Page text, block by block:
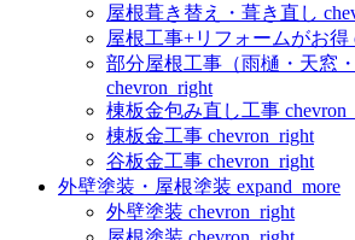
屋根葺き替え・葺き直し
屋根工事+リフォームがお得
部分屋根工事（雨樋・天窓
chevron_right
棟板金包み直し工事
棟板金工事 chevron_right
谷板金工事 chevron_right
外壁塗装・屋根塗装 expand_more
外壁塗装 chevron_right